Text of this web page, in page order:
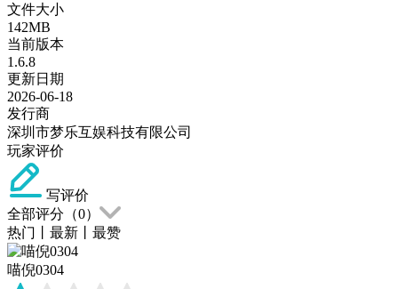
文件大小
142MB
当前版本
1.6.8
更新日期
2026-06-18
发行商
深圳市梦乐互娱科技有限公司
玩家评价
写评价
全部评分（0）
热门
最新 最赞
喵倪0304